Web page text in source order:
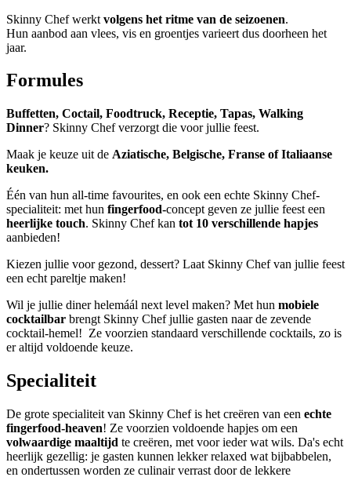
Skinny Chef werkt volgens het ritme van de seizoenen.
Hun aanbod aan vlees, vis en groentjes varieert dus doorheen het
jaar.
Formules
Buffetten, Coctail, Foodtruck, Receptie, Tapas, Walking
Dinner? Skinny Chef verzorgt die voor jullie feest.
Maak je keuze uit de Aziatische, Belgische, Franse of Italiaanse
keuken.
Één van hun all-time favourites, en ook een echte Skinny Chef-
specialiteit: met hun fingerfood-concept geven ze jullie feest een
heerlijke touch. Skinny Chef kan tot 10 verschillende hapjes
aanbieden!
Kiezen jullie voor gezond, dessert? Laat Skinny Chef van jullie feest
een echt pareltje maken!
Wil je jullie diner helemáál next level maken? Met hun mobiele
cocktailbar brengt Skinny Chef jullie gasten naar de zevende
cocktail-hemel! Ze voorzien standaard verschillende cocktails, zo is
er altijd voldoende keuze.
Specialiteit
De grote specialiteit van Skinny Chef is het creëren van een echte
fingerfood-heaven! Ze voorzien voldoende hapjes om een
volwaardige maaltijd te creëren, met voor ieder wat wils. Da's echt
heerlijk gezellig: je gasten kunnen lekker relaxed wat bijbabbelen,
en ondertussen worden ze culinair verrast door de lekkere